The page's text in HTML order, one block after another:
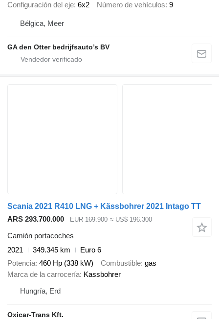
Configuración del eje 6x2 Número de vehículos 9
Bélgica, Meer
GA den Otter bedrijfsauto’s BV
Scania 2021 R410 LNG + Kässbohrer 2021 Intago TT
ARS 293.700.000
EUR 169.900 ≈ US$ 196.300
Camión portacoches
2021
349.345 km
Euro 6
Potencia 460 Hp (338 kW) Combustible gas
Marca de la carrocería Kassbohrer
Hungría, Erd
Oxicar-Trans Kft.